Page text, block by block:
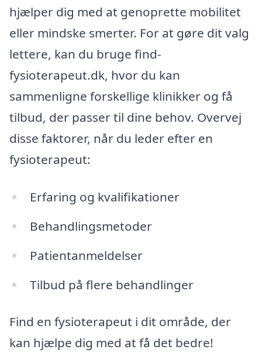
hjælper dig med at genoprette mobilitet
eller mindske smerter. For at gøre dit valg
lettere, kan du bruge find-
fysioterapeut.dk, hvor du kan
sammenligne forskellige klinikker og få
tilbud, der passer til dine behov. Overvej
disse faktorer, når du leder efter en
fysioterapeut:
Erfaring og kvalifikationer
Behandlingsmetoder
Patientanmeldelser
Tilbud på flere behandlinger
Find en fysioterapeut i dit område, der
kan hjælpe dig med at få det bedre!